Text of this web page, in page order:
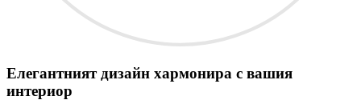
Елегантният дизайн хармонира с вашия
интериор